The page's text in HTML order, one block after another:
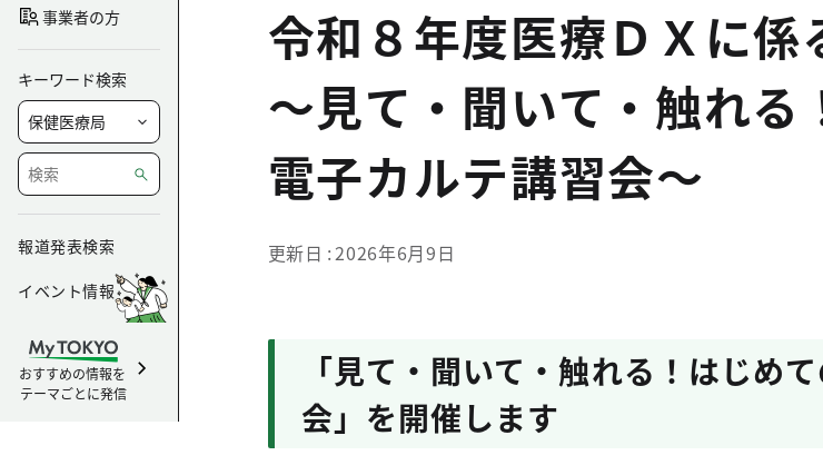
事業者の方
キーワード検索
報道発表検索
イベント情報
おすすめの情報を
テーマごとに発信
令和８年度医療ＤＸに係
～見て・聞いて・触れる
電子カルテ講習会～
更新日 2026年6月9日
「見て・聞いて・触れる！はじめ
会」を開催します